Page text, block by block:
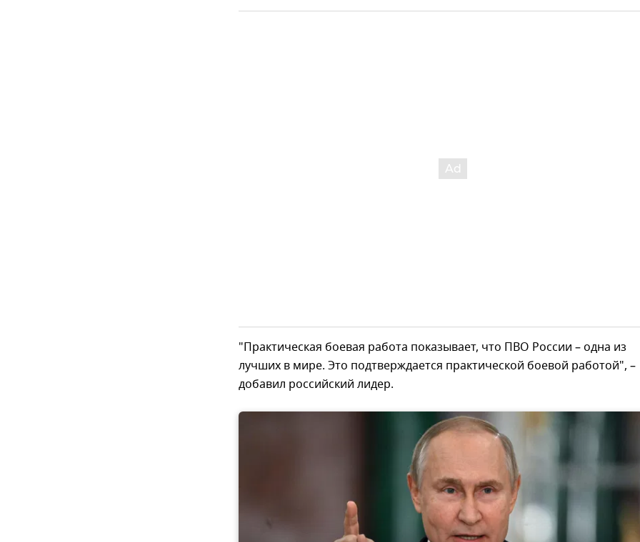
"Практическая боевая работа показывает, что ПВО России – одна из
лучших в мире. Это подтверждается практической боевой работой", –
добавил российский лидер.